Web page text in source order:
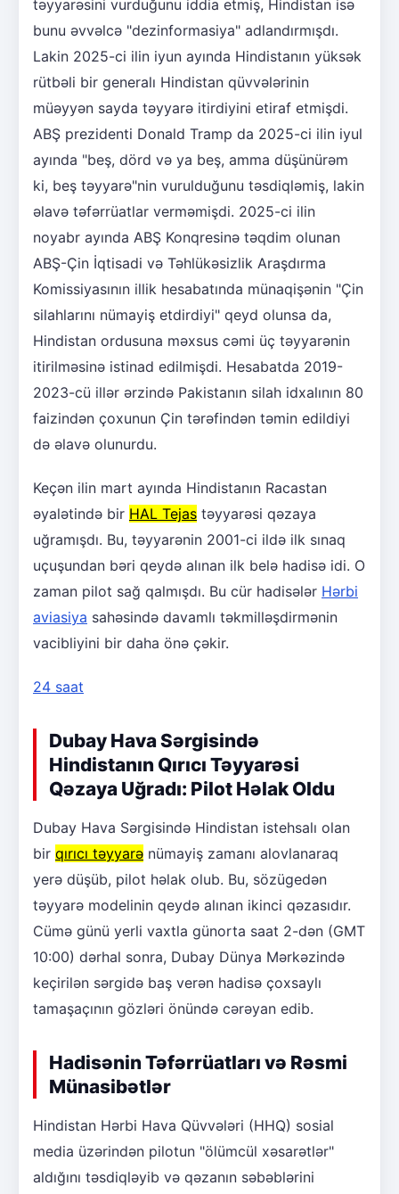
təyyarəsini vurduğunu iddia etmiş, Hindistan isə
bunu əvvəlcə "dezinformasiya" adlandırmışdı.
Lakin 2025-ci ilin iyun ayında Hindistanın yüksək
rütbəli bir generalı Hindistan qüvvələrinin
müəyyən sayda təyyarə itirdiyini etiraf etmişdi.
ABŞ prezidenti Donald Tramp da 2025-ci ilin iyul
ayında "beş, dörd və ya beş, amma düşünürəm
ki, beş təyyarə"nin vurulduğunu təsdiqləmiş, lakin
əlavə təfərrüatlar verməmişdi. 2025-ci ilin
noyabr ayında ABŞ Konqresinə təqdim olunan
ABŞ-Çin İqtisadi və Təhlükəsizlik Araşdırma
Komissiyasının illik hesabatında münaqişənin "Çin
silahlarını nümayiş etdirdiyi" qeyd olunsa da,
Hindistan ordusuna məxsus cəmi üç təyyarənin
itirilməsinə istinad edilmişdi. Hesabatda 2019-
2023-cü illər ərzində Pakistanın silah idxalının 80
faizindən çoxunun Çin tərəfindən təmin edildiyi
də əlavə olunurdu.
Keçən ilin mart ayında Hindistanın Racastan
əyalətində bir HAL Tejas təyyarəsi qəzaya
uğramışdı. Bu, təyyarənin 2001-ci ildə ilk sınaq
uçuşundan bəri qeydə alınan ilk belə hadisə idi. O
zaman pilot sağ qalmışdı. Bu cür hadisələr Hərbi
aviasiya sahəsində davamlı təkmilləşdirmənin
vacibliyini bir daha önə çəkir.
24 saat
Dubay Hava Sərgisində
Hindistanın Qırıcı Təyyarəsi
Qəzaya Uğradı: Pilot Həlak Oldu
Dubay Hava Sərgisində Hindistan istehsalı olan
bir qırıcı təyyarə nümayiş zamanı alovlanaraq
yerə düşüb, pilot həlak olub. Bu, sözügedən
təyyarə modelinin qeydə alınan ikinci qəzasıdır.
Cümə günü yerli vaxtla günorta saat 2-dən (GMT
10:00) dərhal sonra, Dubay Dünya Mərkəzində
keçirilən sərgidə baş verən hadisə çoxsaylı
tamaşaçının gözləri önündə cərəyan edib.
Hadisənin Təfərrüatları və Rəsmi
Münasibətlər
Hindistan Hərbi Hava Qüvvələri (HHQ) sosial
media üzərindən pilotun "ölümcül xəsarətlər"
aldığını təsdiqləyib və qəzanın səbəblərini